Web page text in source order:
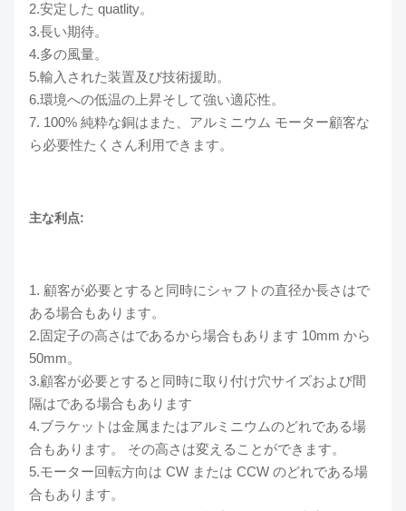
2.安定した quatlity。
3.長い期待。
4.多の風量。
5.輸入された装置及び技術援助。
6.環境への低温の上昇そして強い適応性。
7. 100% 純粋な銅はまた、アルミニウム モーター顧客な
ら必要性たくさん利用できます。
主な利点:
1. 顧客が必要とすると同時にシャフトの直径か長さはで
ある場合もあります。
2.固定子の高さはであるから場合もあります 10mm から
50mm。
3.顧客が必要とすると同時に取り付け穴サイズおよび間
隔はである場合もあります
4.ブラケットは金属またはアルミニウムのどれである場
合もあります。 その高さは変えることができます。
5.モーター回転方向は CW または CCW のどれである場
合もあります。